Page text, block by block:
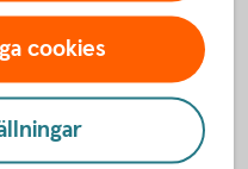
tjänster i din
cookies